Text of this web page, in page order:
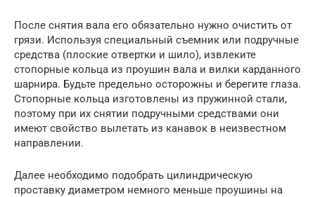
После снятия вала его обязательно нужно очистить от
грязи. Используя специальный съемник или подручные
средства (плоские отвертки и шило), извлеките
стопорные кольца из проушин вала и вилки карданного
шарнира. Будьте предельно осторожны и берегите глаза.
Стопорные кольца изготовлены из пружинной стали,
поэтому при их снятии подручными средствами они
имеют свойство вылетать из канавок в неизвестном
направлении.
Далее необходимо подобрать цилиндрическую
проставку диаметром немного меньше проушины на